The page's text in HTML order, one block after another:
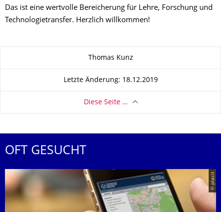
Das ist eine wertvolle Bereicherung für Lehre, Forschung und
Technologietransfer. Herzlich willkommen!
Thomas Kunz
Letzte Änderung: 18.12.2019
Diese Seite …
OFT GESUCHT
© placit